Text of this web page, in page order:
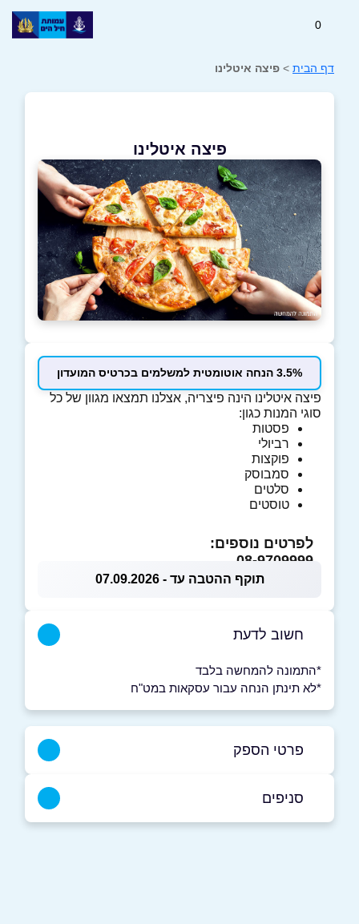
0
דף הבית > פיצה איטלינו
פיצה איטלינו
3.5% הנחה אוטומטית למשלמים בכרטיס המועדון
פיצה איטלינו הינה פיצריה, אצלנו תמצאו מגוון של כל
סוגי המנות כגון:
פסטות
רביולי
פוקצות
סמבוסק
סלטים
טוסטים
לפרטים נוספים:
תוקף ההטבה עד - 07.09.2026
חשוב לדעת
*התמונה להמחשה בלבד
*לא תינתן הנחה עבור עסקאות במט"ח
פרטי הספק
סניפים